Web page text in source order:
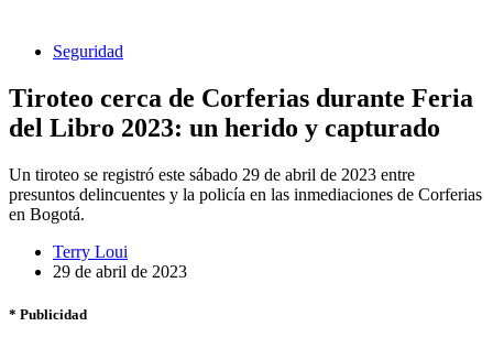
Seguridad
Tiroteo cerca de Corferias durante Feria
del Libro 2023: un herido y capturado
Un tiroteo se registró este sábado 29 de abril de 2023 entre
presuntos delincuentes y la policía en las inmediaciones de Corferias
en Bogotá.
Terry Loui
29 de abril de 2023
* Publicidad